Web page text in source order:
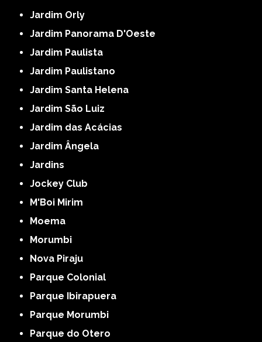
Jardim Orly
Jardim Panorama D'Oeste
Jardim Paulista
Jardim Paulistano
Jardim Santa Helena
Jardim São Luiz
Jardim das Acácias
Jardim Ângela
Jardins
Jockey Club
M'Boi Mirim
Moema
Morumbi
Nova Piraju
Parque Colonial
Parque Ibirapuera
Parque Morumbi
Parque do Otero